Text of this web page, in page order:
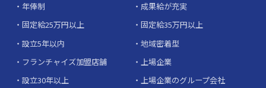
年俸制
成果給が充実
固定給25万円以上
固定給35万円以上
設立5年以内
地域密着型
フランチャイズ加盟店舗
上場企業
設立30年以上
上場企業のグループ会社